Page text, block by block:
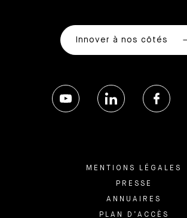
Innover à nos côtés
MENTIONS LÉGALES
PRESSE
ANNUAIRES
PLAN D’ACCÈS